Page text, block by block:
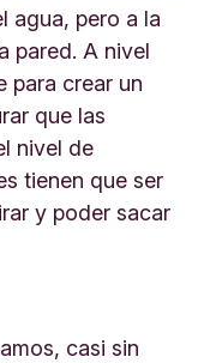
agua, pero a la
pared. A nivel
para crear un
que las
nivel de
tienen que ser
y poder sacar
casi sin